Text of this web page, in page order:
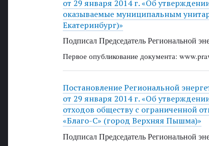
от 29 января 2014 г. «Об
оказываемые муниципальным
Екатеринбург)»
Подписал Председатель Региональной
Первое опубликование документа:
Постановление Региональной
от 29 января 2014 г. «Об
отходов обществу с ограниченной
«Благо-С» (город Верхняя Пышма)»
Подписал Председатель Региональной